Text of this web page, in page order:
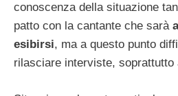
conoscenza della situazione
patto con la cantante che sarà
esibirsi, ma a questo punto
rilasciare interviste, soprattutto